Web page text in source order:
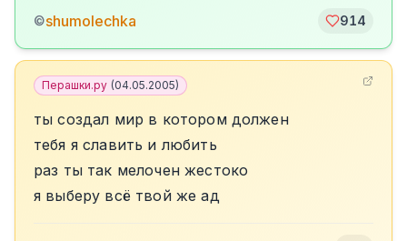
©shumolechka 914
Перашки.ру (04.05.2005)
ты создал мир в котором должен
тебя я славить и любить
раз ты так мелочен жестоко
я выберу всё твой же ад